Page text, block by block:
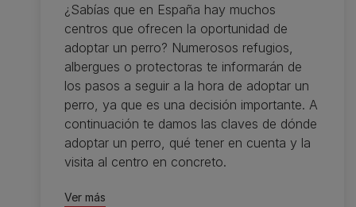
¿Sabías que en España hay muchos
centros que ofrecen la oportunidad de
adoptar un perro? Numerosos refugios,
albergues o protectoras te informarán de
los pasos a seguir a la hora de adoptar un
perro, ya que es una decisión importante. A
continuación te damos las claves de dónde
adoptar un perro, qué tener en cuenta y la
visita al centro en concreto.
Ver más